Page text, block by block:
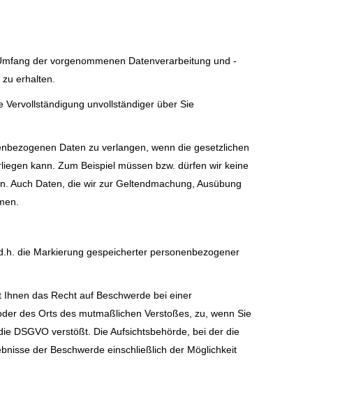
der vorgenommenen Datenverarbeitung und -
erhalten.
unvollständiger über Sie
Daten zu verlangen, wenn die gesetzlichen
kann. Zum Beispiel müssen bzw. dürfen wir keine
Auch Daten, die wir zur Geltendmachung, Ausübung
die Markierung gespeicherter personenbezogener
das Recht auf Beschwerde bei einer
des Orts des mutmaßlichen Verstoßes, zu, wenn Sie
DSGVO verstößt. Die Aufsichtsbehörde, bei der die
der Beschwerde einschließlich der Möglichkeit